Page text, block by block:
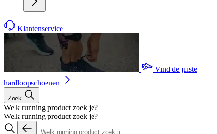
Klantenservice
Vind de juiste
hardloopschoenen
Zoek
Welk running product zoek je?
Welk running product zoek je?